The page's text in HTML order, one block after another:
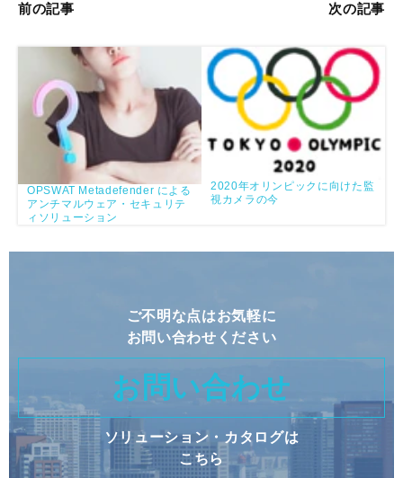
前の記事
OPSWAT Metadefender による
アンチマルウェア・セキュリテ
ィソリューション
次の記事
2020年オリンピックに向けた監
視カメラの今
ご不明な点はお気軽に
お問い合わせください
お問い合わせ
ソリューション・カタログは
こちら